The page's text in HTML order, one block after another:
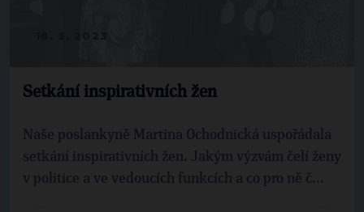
Setkání inspirativních žen
Naše poslankyně Martina Ochodnická uspořádala
setkání inspirativních žen. Jakým výzvám čelí ženy
v politice a ve vedoucích funkcích a co pro ně č...